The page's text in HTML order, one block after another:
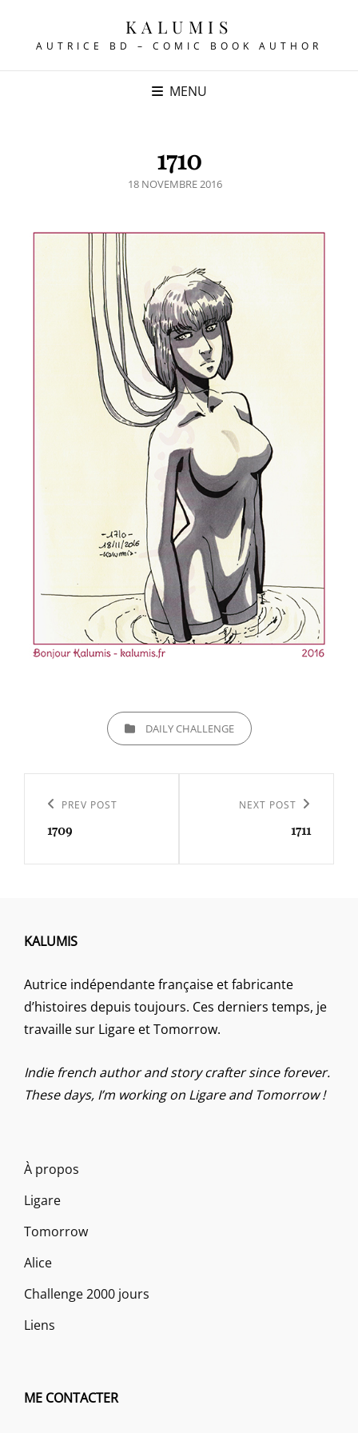
KALUMIS
AUTRICE BD – COMIC BOOK AUTHOR
MENU
1710
POSTED
18 NOVEMBRE 2016
CATEGORIESDAILY CHALLENGE
l’article
Previous
Post
PREV POST
1709
NEXT POST
1711
KALUMIS
Autrice indépendante française et fabricante
d’histoires depuis toujours. Ces derniers temps, je
travaille sur Ligare et Tomorrow.
Indie french author and story crafter since forever.
These days, I’m working on Ligare and Tomorrow !
À propos
Ligare
Tomorrow
Alice
Challenge 2000 jours
Liens
ME CONTACTER